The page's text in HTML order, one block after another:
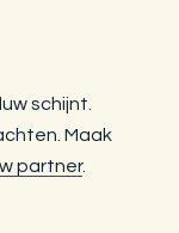
schijnt.
Maak
partner.